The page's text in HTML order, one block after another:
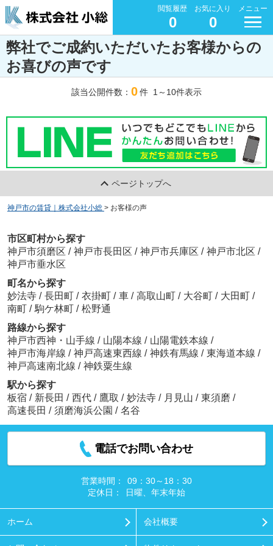
閲覧履歴
0
お気に入り
0
メニュー
弊社でご成約いただいたお客様からの
お喜びの声です
該当公開件数： 0件 1～10件表示
ページトップへ
神戸市の賃貸｜株式会社小総 > お客様の声
市区町村から探す
神戸市須磨区 / 神戸市長田区 / 神戸市兵庫区 / 神戸市北区 /
神戸市垂水区
町名から探す
妙法寺 / 長田町 / 衣掛町 / 車 / 高取山町 / 大谷町 / 大田町 /
南町 / 駒ケ林町 / 松野通
路線から探す
神戸市西神・山手線 / 山陽本線 / 山陽電鉄本線 /
神戸市海岸線 / 神戸高速東西線 / 神鉄有馬線 / 東海道本線 /
神戸高速南北線 / 神鉄粟生線
駅から探す
板宿 / 新長田 / 西代 / 鷹取 / 妙法寺 / 月見山 / 東須磨 /
高速長田 / 須磨海浜公園 / 名谷
電話でお問い合わせ
営業時間：
09：30～18：30
定休日：
日曜、年末年始
ホーム 会社概要